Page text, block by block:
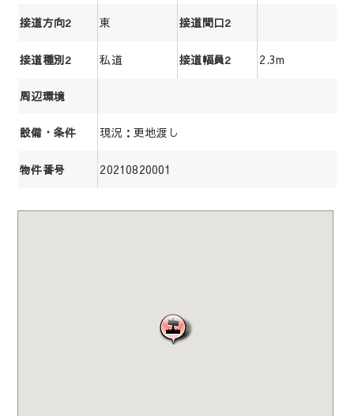
接道方向2 東 接道間口2
接道種別2 私道 接道幅員2 2.3m
周辺環境
設備・条件 現況：更地渡し
物件番号 20210820001